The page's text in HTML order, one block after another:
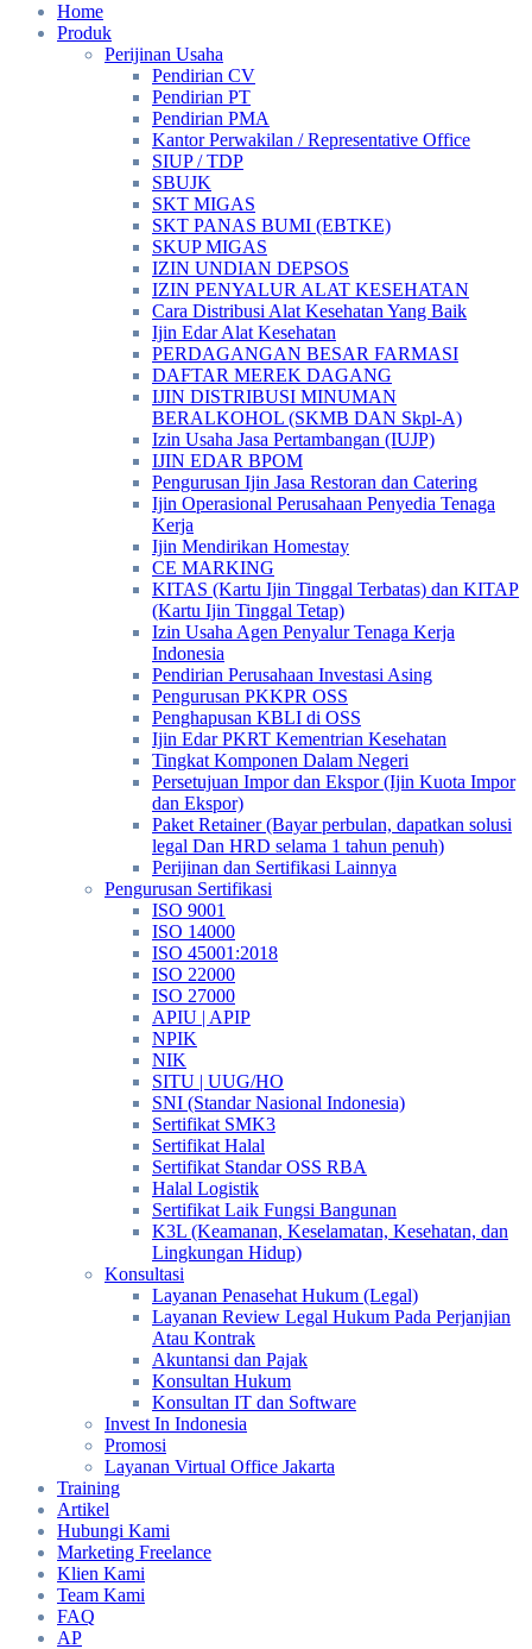
Home
Produk
Perijinan Usaha
Pendirian CV
Pendirian PT
Pendirian PMA
Kantor Perwakilan / Representative Office
SIUP / TDP
SBUJK
SKT MIGAS
SKT PANAS BUMI (EBTKE)
SKUP MIGAS
IZIN UNDIAN DEPSOS
IZIN PENYALUR ALAT KESEHATAN
Cara Distribusi Alat Kesehatan Yang Baik
Ijin Edar Alat Kesehatan
PERDAGANGAN BESAR FARMASI
DAFTAR MEREK DAGANG
IJIN DISTRIBUSI MINUMAN
BERALKOHOL (SKMB DAN Skpl-A)
Izin Usaha Jasa Pertambangan (IUJP)
IJIN EDAR BPOM
Pengurusan Ijin Jasa Restoran dan Catering
Ijin Operasional Perusahaan Penyedia Tenaga
Kerja
Ijin Mendirikan Homestay
CE MARKING
KITAS (Kartu Ijin Tinggal Terbatas) dan KITAP
(Kartu Ijin Tinggal Tetap)
Izin Usaha Agen Penyalur Tenaga Kerja
Indonesia
Pendirian Perusahaan Investasi Asing
Pengurusan PKKPR OSS
Penghapusan KBLI di OSS
Ijin Edar PKRT Kementrian Kesehatan
Tingkat Komponen Dalam Negeri
Persetujuan Impor dan Ekspor (Ijin Kuota Impor
dan Ekspor)
Paket Retainer (Bayar perbulan, dapatkan solusi
legal Dan HRD selama 1 tahun penuh)
Perijinan dan Sertifikasi Lainnya
Pengurusan Sertifikasi
ISO 9001
ISO 14000
ISO 45001:2018
ISO 22000
ISO 27000
APIU | APIP
NPIK
NIK
SITU | UUG/HO
SNI (Standar Nasional Indonesia)
Sertifikat SMK3
Sertifikat Halal
Sertifikat Standar OSS RBA
Halal Logistik
Sertifikat Laik Fungsi Bangunan
K3L (Keamanan, Keselamatan, Kesehatan, dan
Lingkungan Hidup)
Konsultasi
Layanan Penasehat Hukum (Legal)
Layanan Review Legal Hukum Pada Perjanjian
Atau Kontrak
Akuntansi dan Pajak
Konsultan Hukum
Konsultan IT dan Software
Invest In Indonesia
Promosi
Layanan Virtual Office Jakarta
Training
Artikel
Hubungi Kami
Marketing Freelance
Klien Kami
Team Kami
FAQ
AP